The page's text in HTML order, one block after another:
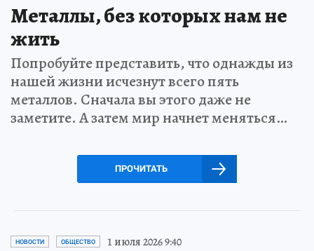
Металлы, без которых нам не
жить
Попробуйте представить, что однажды из
нашей жизни исчезнут всего пять
металлов. Сначала вы этого даже не
заметите. А затем мир начнет меняться…
ПРОЧИТАТЬ
НОВОСТИ ОБЩЕСТВО 1 июля 2026 9:40